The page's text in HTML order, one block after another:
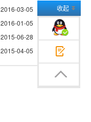
收起
企业QQ交谈
2016-03-05
2016-01-05
2015-06-28
2015-04-05